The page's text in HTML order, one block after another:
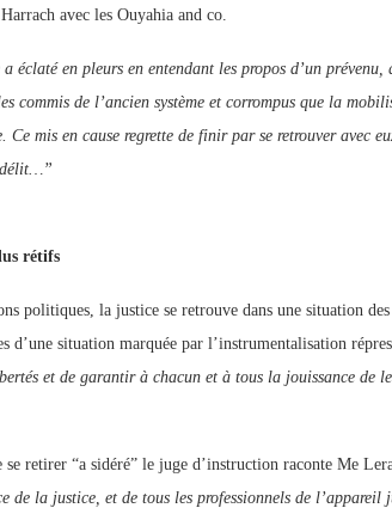
avec les Ouyahia and co.
éclaté en pleurs en entendant les propos d’un
commis de l’ancien système et corrompus que la
mis en cause regrette de finir par se retrouver avec
délit…”
rétifs
politiques, la justice se retrouve dans une situation
d’une situation marquée par l’instrumentalisation
et de garantir à chacun et à tous la jouissance de
se retirer “a sidéré” le juge d’instruction raconte Me
de la justice, et de tous les professionnels de